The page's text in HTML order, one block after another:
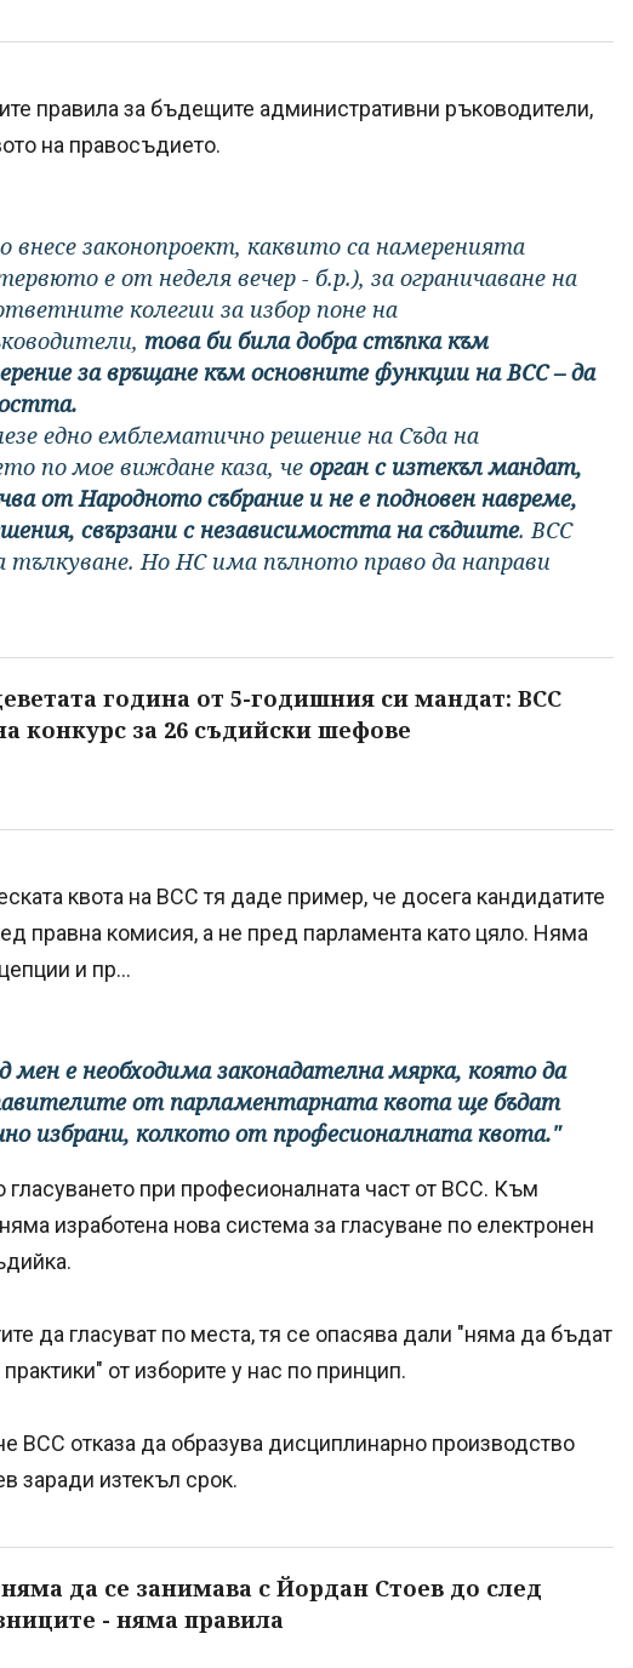
правила за бъдещите административни ръководители,
на правосъдието.
законопроект, каквито са намеренията
е от неделя вечер - б.р.), за ограничаване на
колегии за избор поне на
това би била добра стъпка към
за връщане към основните функции на ВСС – да
едно емблематично решение на Съда на
по мое виждане каза, че орган с изтекъл мандат,
от Народното събрание и не е подновен навреме,
свързани с независимостта на съдиите. ВСС
тълкуване. Но НС има пълното право да направи
година от 5-годишния си мандат: ВСС
конкурс за 26 съдийски шефове
квота на ВСС тя даде пример, че досега кандидатите
правна комисия, а не пред парламента като цяло. Няма
и пр...
мен е необходима законадателна мярка, която да
от парламентарната квота ще бъдат
избрани, колкото от професионалната квота."
при професионалната част от ВСС. Към
изработена нова система за гласуване по електронен
да гласуват по места, тя се опасява дали "няма да бъдат
от изборите у нас по принцип.
ВСС отказа да образува дисциплинарно производство
заради изтекъл срок.
да се занимава с Йордан Стоев до след
- няма правила